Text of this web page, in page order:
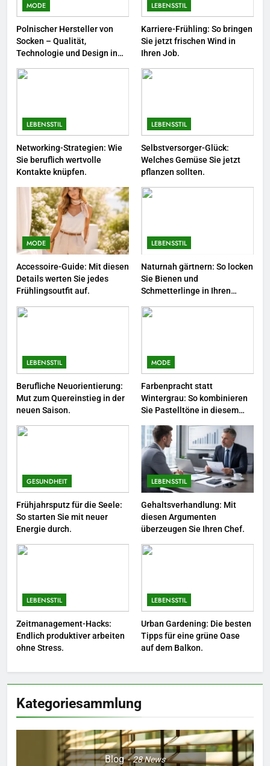
So kombinieren Sie Pastelltöne
in diesem Jahr.
MODE
Polnischer Hersteller von
2
Karriere-Frühling: So bringen Sie
jetzt frischen Wind in Ihren Job.
LEBENSSTIL
3
Networking-Strategien: Wie Sie
beruflich wertvolle Kontakte
knüpfen.
LEBENSSTIL
4
Selbstversorger-Glück: Welches
5
Accessoire-Guide: Mit diesen
Details werten Sie jedes
Frühlingsoutfit auf.
Naturnah gärtnern: So locken
Sie Bienen und Schmetterlinge
in Ihren Garten.
LEBENSSTIL
7
Berufliche Neuorientierung: Mut
8
Farbenpracht statt Wintergrau:
So kombinieren Sie Pastelltöne
MODE
MODE
Polnischer Hersteller von
Socken – Qualität,
Technologie und Design in
LEBENSSTIL
Karriere-Frühling: So bringen
Sie jetzt frischen Wind in
Ihren Job.
LEBENSSTIL
Networking-Strategien: Wie
Sie beruflich wertvolle
Kontakte knüpfen.
LEBENSSTIL
Selbstversorger-Glück:
Welches Gemüse Sie jetzt
pflanzen sollten.
MODE
Accessoire-Guide: Mit diesen
Details werten Sie jedes
Frühlingsoutfit auf.
LEBENSSTIL
Naturnah gärtnern: So locken
Sie Bienen und
Schmetterlinge in Ihren
LEBENSSTIL
Berufliche Neuorientierung:
Mut zum Quereinstieg in der
neuen Saison.
MODE
Farbenpracht statt
Wintergrau: So kombinieren
Sie Pastelltöne in diesem
GESUNDHEIT
Frühjahrsputz für die Seele:
So starten Sie mit neuer
Energie durch.
LEBENSSTIL
Gehaltsverhandlung: Mit
diesen Argumenten
überzeugen Sie Ihren Chef.
LEBENSSTIL
Zeitmanagement-Hacks:
Endlich produktiver arbeiten
ohne Stress.
LEBENSSTIL
Urban Gardening: Die besten
Tipps für eine grüne Oase
auf dem Balkon.
Kategoriesammlung
Blog 28News